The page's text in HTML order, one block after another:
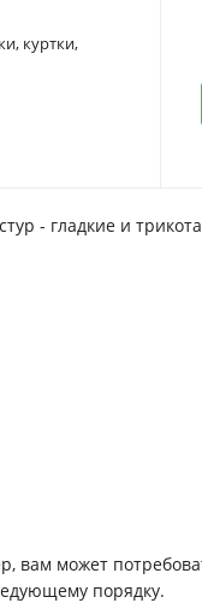
куртки,
- гладкие и
вам может
порядку.